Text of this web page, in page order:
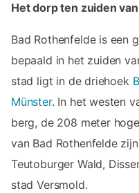
Het dorp ten zuiden
Bad Rothenfelde is een
bepaald in het zuiden
stad ligt in de driehoek
Münster. In het westen
berg, de 208 meter
van Bad Rothenfelde
Teutoburger Wald,
stad Versmold.